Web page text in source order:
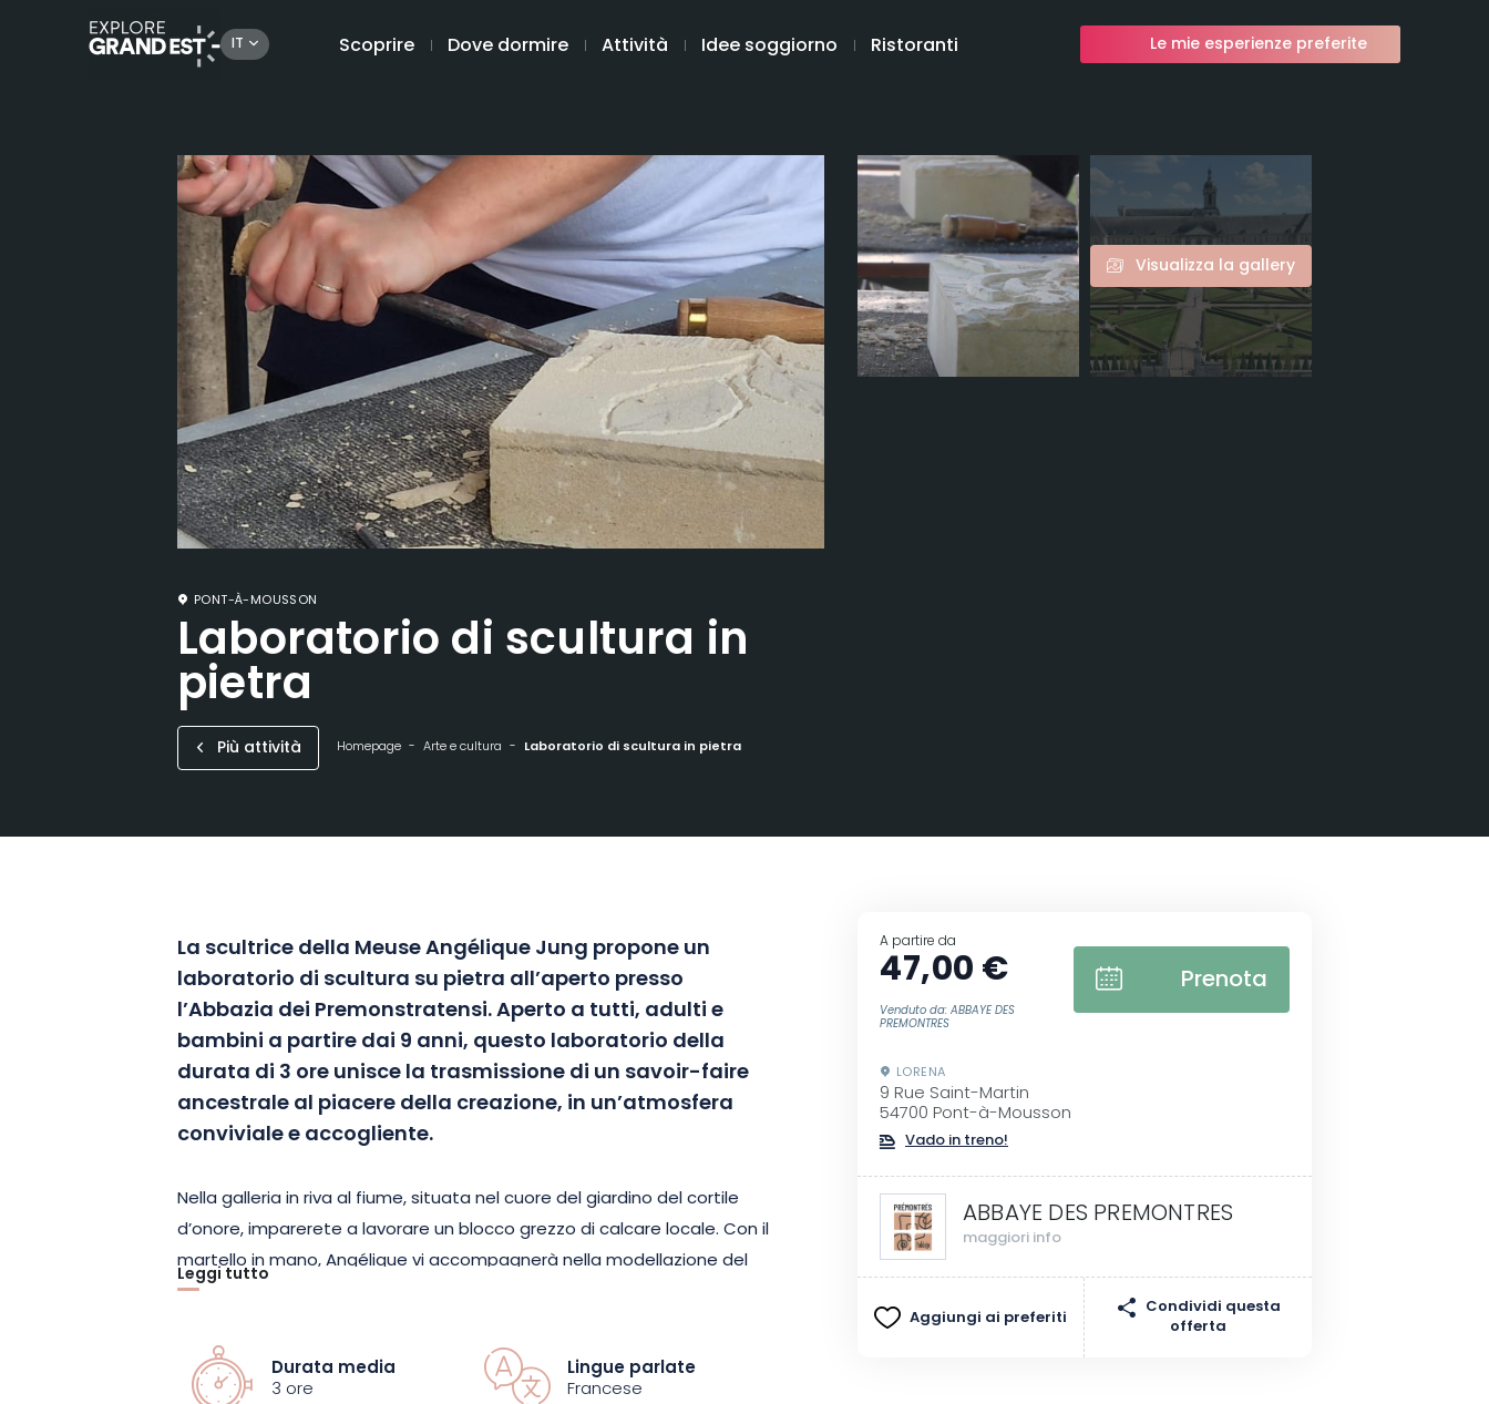
IT Scoprire Dove dormire Attività Idee soggiorno Ristoranti Le mie esperienze preferite
Visualizza la gallery
PONT-À-MOUSSON
Laboratorio di scultura in
pietra
Più attività Homepage Arte e cultura Laboratorio di scultura in pietra
La scultrice della Meuse Angélique Jung propone un
laboratorio di scultura su pietra all’aperto presso
l’Abbazia dei Premonstratensi. Aperto a tutti, adulti e
bambini a partire dai 9 anni, questo laboratorio della
durata di 3 ore unisce la trasmissione di un savoir-faire
ancestrale al piacere della creazione, in un’atmosfera
conviviale e accogliente.
Nella galleria in riva al fiume, situata nel cuore del giardino del cortile
d’onore, imparerete a lavorare un blocco grezzo di calcare locale. Con il
martello in mano, Angélique vi accompagnerà nella modellazione del
volume, scolpendo la materia per far emergere il motivo di vostra
di colorazione con pigmenti naturali, ispirato alle tradizioni antiche e
medievali.
Leggi tutto
Durata media
3 ore
Lingue parlate
Francese
A partire da
47,00 €
Venduto da: ABBAYE DES
PREMONTRES
Prenota
LORENA
9 Rue Saint-Martin
54700 Pont-à-Mousson
Vado in treno!
ABBAYE DES PREMONTRES
maggiori info
Aggiungi ai preferiti
Condividi questa
offerta